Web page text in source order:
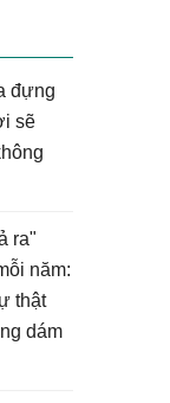
đựng
sẽ
ra"
năm:
thật
dám